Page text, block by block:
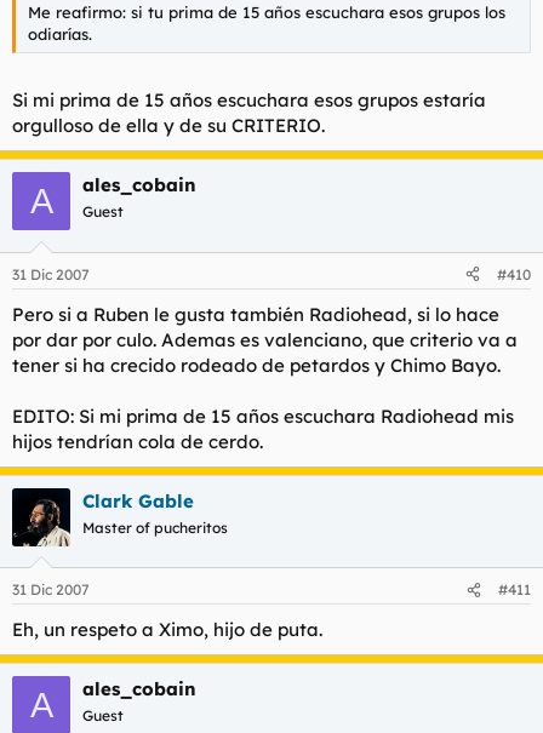
Me reafirmo: si tu prima de 15 años escuchara esos grupos los
odiarías.
Si mi prima de 15 años escuchara esos grupos estaría
orgulloso de ella y de su CRITERIO.
A ales_cobain
Guest
31 Dic 2007 #410
Pero si a Ruben le gusta también Radiohead, si lo hace
por dar por culo. Ademas es valenciano, que criterio va a
tener si ha crecido rodeado de petardos y Chimo Bayo.
EDITO: Si mi prima de 15 años escuchara Radiohead mis
hijos tendrían cola de cerdo.
Clark Gable
Master of pucheritos
31 Dic 2007 #411
Eh, un respeto a Ximo, hijo de puta.
A ales_cobain
Guest